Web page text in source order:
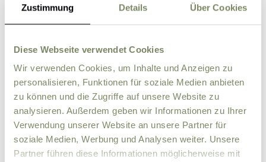
Zustimmung Details Über Cookies
Diese Webseite verwendet Cookies
Wir verwenden Cookies, um Inhalte und Anzeigen zu
personalisieren, Funktionen für soziale Medien anbieten
zu können und die Zugriffe auf unsere Website zu
analysieren. Außerdem geben wir Informationen zu Ihrer
Verwendung unserer Website an unsere Partner für
soziale Medien, Werbung und Analysen weiter. Unsere
Partner führen diese Informationen möglicherweise mit
Street
ZIP City
Country
Comment